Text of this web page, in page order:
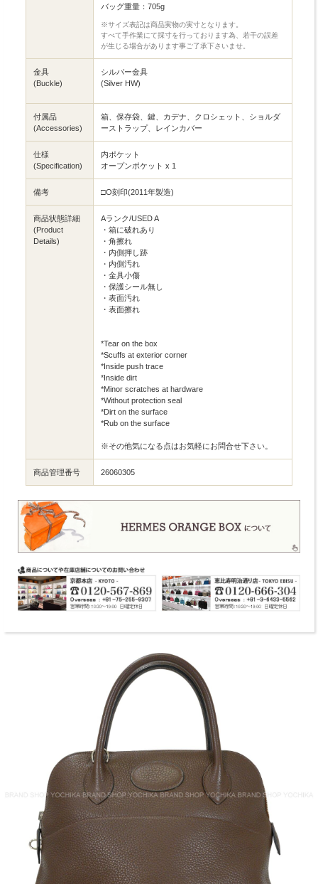
バッグ重量：705g
※サイズ表記は商品実物の実寸となります。
すべて手作業にて採寸を行っております為、若干の誤差
が生じる場合があります事ご了承下さいませ。
金具
(Buckle)
シルバー金具
(Silver HW)
付属品
(Accessories)
箱、保存袋、鍵、カデナ、クロシェット、ショルダ
ーストラップ、レインカバー
仕様
(Specification)
内ポケット
オープンポケット x 1
備考 □O刻印(2011年製造)
商品状態詳細
(Product
Details)
Aランク/USED A
・箱に破れあり
・角擦れ
・内側押し跡
・内側汚れ
・金具小傷
・保護シール無し
・表面汚れ
・表面擦れ
*Tear on the box
*Scuffs at exterior corner
*Inside push trace
*Inside dirt
*Minor scratches at hardware
*Without protection seal
*Dirt on the surface
*Rub on the surface
※その他気になる点はお気軽にお問合せ下さい。
商品管理番号 26060305